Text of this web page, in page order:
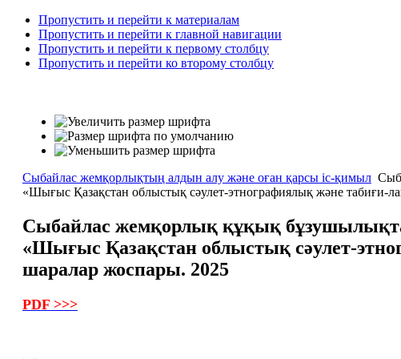
Пропустить и перейти к материалам
Пропустить и перейти к главной навигации
Пропустить и перейти к первому столбцу
Пропустить и перейти ко второму столбцу
Сыбайлас жемқорлықтың алдын алу және оған қарсы іс-қимыл
«Шығыс Қазақстан облыстық сәулет-этнографиялық және
Сыбайлас жемқорлық құқық
«Шығыс Қазақстан облыстық сәулет-
шаралар жоспары. 2025
PDF >>>